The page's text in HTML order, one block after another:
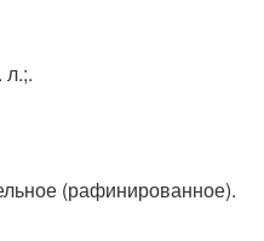
л.;.
(рафинированное).